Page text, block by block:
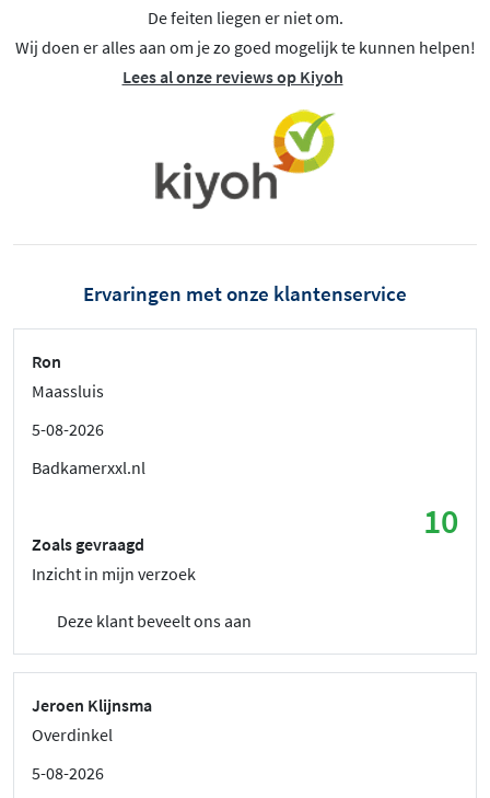
De feiten liegen er niet om.
Wij doen er alles aan om je zo goed mogelijk te kunnen helpen!
Lees al onze reviews op Kiyoh
Ervaringen met onze klantenservice
Ron
Maassluis
5-08-2026
Badkamerxxl.nl
10
Zoals gevraagd
Inzicht in mijn verzoek
Deze klant beveelt ons aan
Jeroen Klijnsma
Overdinkel
5-08-2026